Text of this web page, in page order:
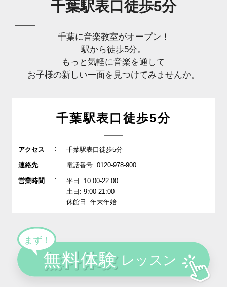
千葉駅表口徒歩5分
千葉に音楽教室がオープン！
駅から徒歩5分。
もっと気軽に音楽を通して
お子様の新しい一面を見つけてみませんか。
千葉駅表口徒歩5分
アクセス : 千葉駅表口徒歩5分
連絡先 : 電話番号: 0120-978-900
営業時間 :
平日: 10:00-22:00
土日: 9:00-21:00
休館日: 年末年始